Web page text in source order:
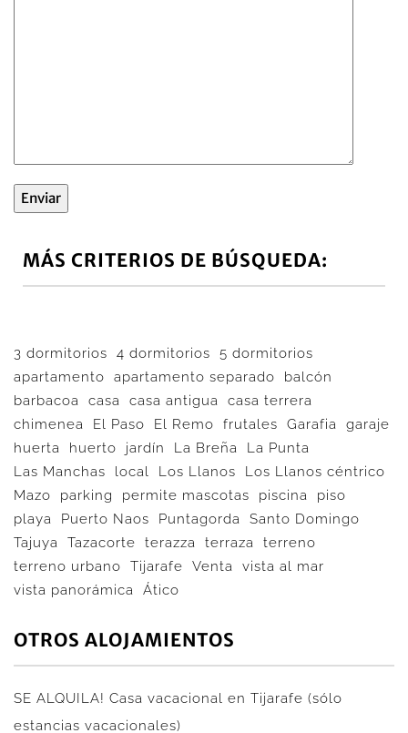
MÁS CRITERIOS DE BÚSQUEDA:
3 dormitorios 4 dormitorios
5 dormitorios
apartamento
apartamento separado
balcón
barbacoa
casa casa antigua
casa terrera
chimenea
El Paso El Remo frutales Garafia
garaje
huerta
huerto jardín La Breña
La Punta
Las Manchas
local Los Llanos
Los Llanos céntrico
Mazo
parking permite mascotas piscina
piso
playa
Puerto Naos Puntagorda
Santo Domingo
Tajuya
Tazacorte terazza terraza
terreno
terreno urbano
Tijarafe Venta
vista al mar
vista panorámica
Ático
OTROS ALOJAMIENTOS
SE ALQUILA! Casa vacacional en Tijarafe (sólo
estancias vacacionales)